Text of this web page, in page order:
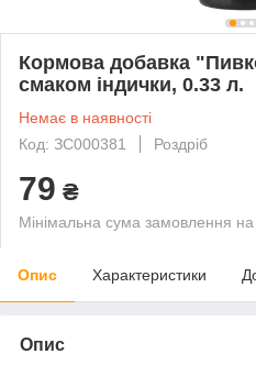
Кормова добавка
смаком індички, 0.33 л.
Немає в наявності
Код: ЗС000381
Роздріб
79 ₴
Мінімальна сума замовлення
Опис Характеристики
Опис